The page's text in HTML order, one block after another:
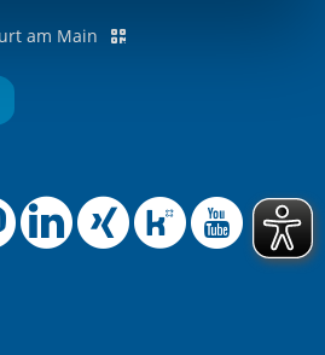
Cookies setzen wir aufgrund
am Main
Offizielle
Offizielle